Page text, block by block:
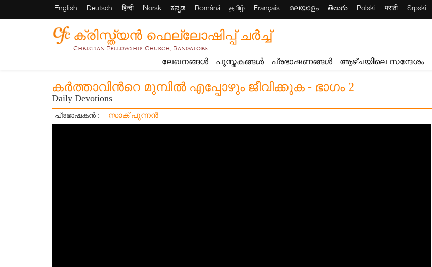
English Deutsch हिन्दी Norsk ಕನ್ನಡ Română தமிழ் Français മലയാളം తెలుగు Polski मराठी Srpski
ക്രിസ്ത്യന്‍ ഫെല്ലോഷിപ്പ് ചര്‍ച്ച്
Christian Fellowship Church, Bangalore
ലേഖനങ്ങൾ പുസ്തകങ്ങൾ പ്രഭാഷണങ്ങൾ ആഴ്ചയിലെ സന്ദേശം
കർത്താവിൻറെ മുമ്പിൽ എപ്പോഴും ജീവിക്കുക - ഭാഗം 2
Daily Devotions
പ്രഭാഷകൻ : സാക് പുന്നൻ